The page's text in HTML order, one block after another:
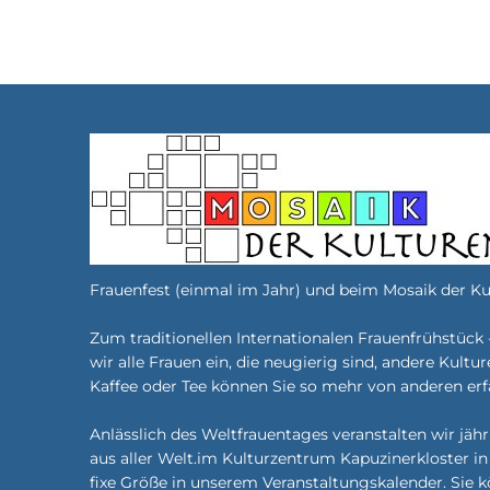
Frauenfest (einmal im Jahr) und beim Mosaik der
Zum traditionellen Internationalen
wir alle Frauen ein, die neugierig sind, andere
Kaffee oder Tee können Sie so mehr von anderen
Anlässlich des Weltfrauentages veranstalten wir
aus aller Welt.im Kulturzentrum Kapuzinerkloster
fixe Größe in unserem Veranstaltungskalender. Sie